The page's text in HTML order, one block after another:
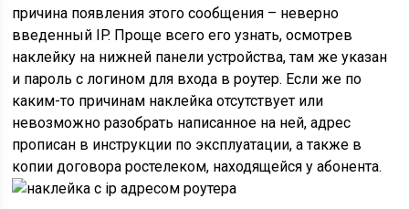
причина появления этого сообщения – неверно
введенный IP. Проще всего его узнать, осмотрев
наклейку на нижней панели устройства, там же указан
и пароль с логином для входа в роутер. Если же по
каким-то причинам наклейка отсутствует или
невозможно разобрать написанное на ней, адрес
прописан в инструкции по эксплуатации, а также в
копии договора ростелеком, находящейся у абонента.